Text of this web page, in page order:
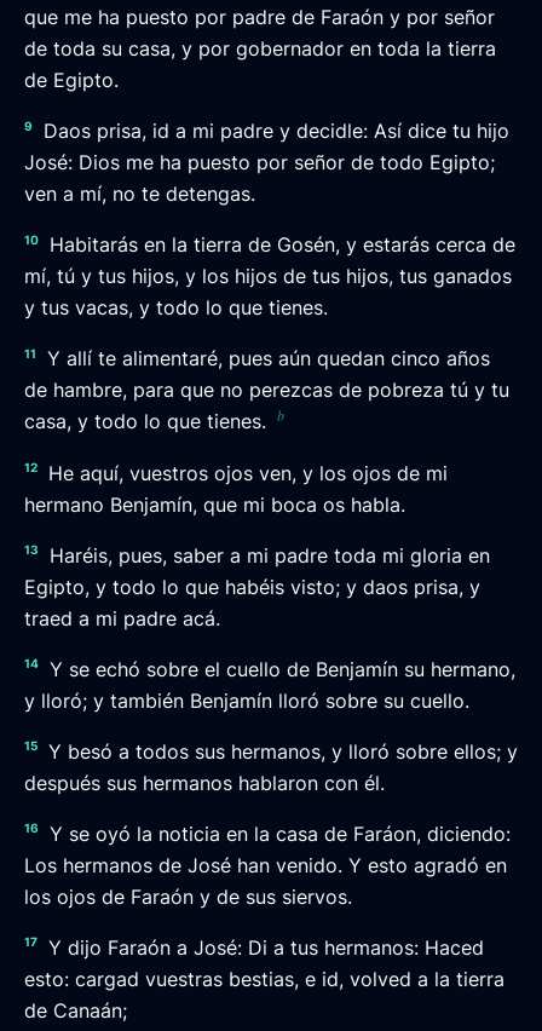
que me ha puesto por padre de Faraón y por señor
de toda su casa, y por gobernador en toda la tierra
de Egipto.
9
Daos prisa, id a mi padre y decidle: Así dice tu hijo
José: Dios me ha puesto por señor de todo Egipto;
ven a mí, no te detengas.
10
Habitarás en la tierra de Gosén, y estarás cerca de
mí, tú y tus hijos, y los hijos de tus hijos, tus ganados
y tus vacas, y todo lo que tienes.
11
Y allí te alimentaré, pues aún quedan cinco años
de hambre, para que no perezcas de pobreza tú y tu
casa, y todo lo que tienes. b
12
He aquí, vuestros ojos ven, y los ojos de mi
hermano Benjamín, que mi boca os habla.
13
Haréis, pues, saber a mi padre toda mi gloria en
Egipto, y todo lo que habéis visto; y daos prisa, y
traed a mi padre acá.
14
Y se echó sobre el cuello de Benjamín su hermano,
y lloró; y también Benjamín lloró sobre su cuello.
15
Y besó a todos sus hermanos, y lloró sobre ellos; y
después sus hermanos hablaron con él.
16
Y se oyó la noticia en la casa de Faráon, diciendo:
Los hermanos de José han venido. Y esto agradó en
los ojos de Faraón y de sus siervos.
17
Y dijo Faraón a José: Di a tus hermanos: Haced
esto: cargad vuestras bestias, e id, volved a la tierra
de Canaán;